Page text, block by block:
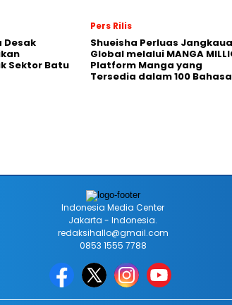
Desak
Sektor Batu
Pers Rilis
Shueisha Perluas
Global melalui MANGA
Platform Manga yang
Tersedia dalam 100 Bahasa
Indonesia Media Center
Jakarta - Indonesia.
redaksihallo@gmail.com
0853 1555 7788